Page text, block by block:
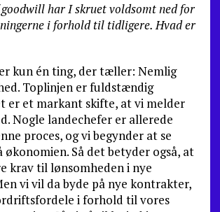
har I skruet voldsomt ned for
i forhold til tidligere. Hvad er
kun én ting, der tæller: Nemlig
Toplinjen er fuldstændig
er et markant skifte, at vi melder
Nogle landechefer er allerede
proces, og vi begynder at se
Så det betyder også, at
krav til lønsomheden i nye
vi vil da byde på nye kontrakter,
i forhold til vores